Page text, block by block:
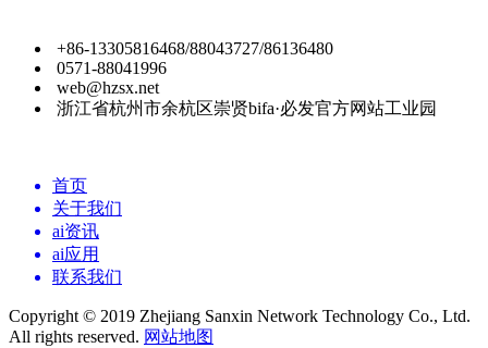
+86-13305816468/88043727/86136480
0571-88041996
web@hzsx.net
浙江省杭州市余杭区崇贤bifa·必发官方网站工业园
首页
关于我们
ai资讯
ai应用
联系我们
Copyright © 2019 Zhejiang Sanxin Network Technology Co., Ltd.
All rights reserved. 网站地图